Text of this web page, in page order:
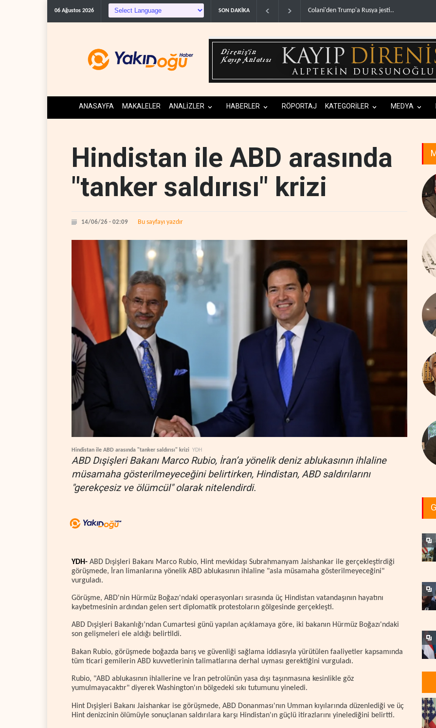
06 Ağustos 2026 SON DAKİKA
Colani'den Trump'a Rusya jesti.. İsrail basınından terörist yerleşimcilere destek
ANASAYFA MAKALELER ANALİZLER HABERLER RÖPORTAJ KATEGORİLER MEDYA
Hindistan ile ABD arasında
"tanker saldırısı" krizi
14/06/26 - 02:09 Bu sayfayı yazdır
Hindistan ile ABD arasında "tanker saldırısı" krizi YDH
ABD Dışişleri Bakanı Marco Rubio, İran’a yönelik deniz ablukasının ihlaline
müsamaha gösterilmeyeceğini belirtirken, Hindistan, ABD saldırılarını
"gerekçesiz ve ölümcül" olarak nitelendirdi.
YDH- ABD Dışişleri Bakanı Marco Rubio, Hint mevkidaşı Subrahmanyam Jaishankar ile gerçekleştirdiği
görüşmede, İran limanlarına yönelik ABD ablukasının ihlaline "asla müsamaha gösterilmeyeceğini"
vurguladı.
Görüşme, ABD'nin Hürmüz Boğazı'ndaki operasyonları sırasında üç Hindistan vatandaşının hayatını
kaybetmesinin ardından gelen sert diplomatik protestoların gölgesinde gerçekleşti.
ABD Dışişleri Bakanlığı’ndan Cumartesi günü yapılan açıklamaya göre, iki bakanın Hürmüz Boğazı'ndaki
son gelişmeleri ele aldığı belirtildi.
Bakan Rubio, görüşmede boğazda barış ve güvenliği sağlama iddiasıyla yürütülen faaliyetler kapsamında
tüm ticari gemilerin ABD kuvvetlerinin talimatlarına derhal uyması gerektiğini vurguladı.
Rubio, "ABD ablukasının ihlallerine ve İran petrolünün yasa dışı taşınmasına kesinlikle göz
yumulmayacaktır" diyerek Washington'ın bölgedeki sıkı tutumunu yineledi.
Hint Dışişleri Bakanı Jaishankar ise görüşmede, ABD Donanması'nın Umman kıyılarında düzenlediği ve üç
Hint denizcinin ölümüyle sonuçlanan saldırılara karşı Hindistan'ın güçlü itirazlarını yinelediğini belirtti.